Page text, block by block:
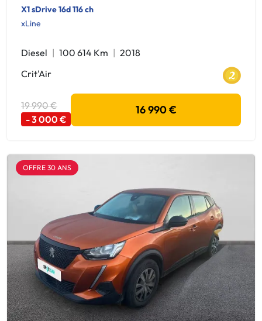
X1 sDrive 16d 116 ch
xLine
Diesel 100 614 Km
2018
Crit'Air
19 990 €
- 3 000 €
16 990 €
OFFRE 30 ANS